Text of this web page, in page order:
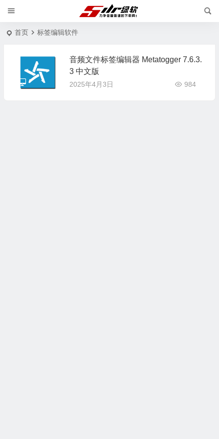
首页 标签编辑软件
音频文件标签编辑器 Metatogger 7.6.3.
3 中文版
2025年4月3日 984